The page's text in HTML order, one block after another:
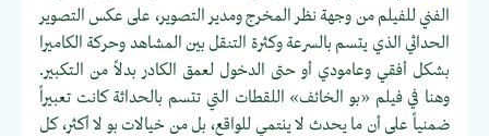
الفني للفيلم من وجهة نظر المخرج ومدير التصوير، على عكس التصوير
الحداثي الذي يتسم بالسرعة وكثرة التنقل بين المشاهد وحركة الكاميرا
بشكل أفقي وعامودي أو حتى الدخول لعمق الكادر بدلاً من الـتكبير.
وهنا في فيلم «بو الخائف» اللقطات التي تتسم بالحداثة كانت تعبيراً
ضمنياً على أن ما يحدث لا ينتمي للواقع، بل من خيالات بو لا أكثر، كل